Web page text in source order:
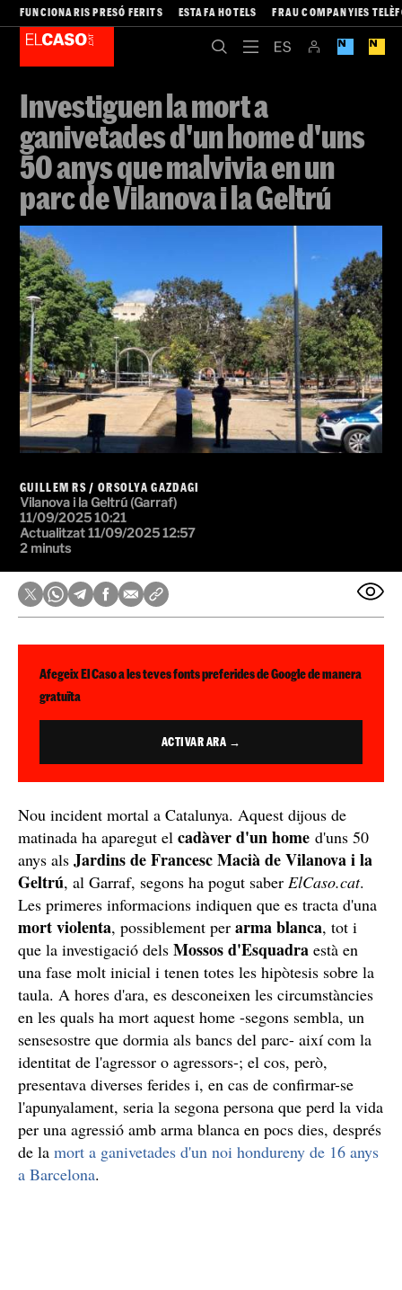
FUNCIONARIS PRESÓ FERITS ESTAFA HOTELS FRAU COMPANYIES
Investiguen la mort a
ganivetades d'un home d'uns
50 anys que malvivia en un
parc de Vilanova i la Geltrú
GUILLEM RS / ORSOLYA GAZDAGI
Vilanova i la Geltrú (Garraf)
11/09/2025 10:21
Actualitzat 11/09/2025 12:57
2 minuts
Afegeix El Caso a les teves fonts preferides de Google de manera
gratuïta
ACTIVAR ARA →
Nou incident mortal a Catalunya. Aquest dijous de
matinada ha aparegut el cadàver d'un home d'uns 50
anys als Jardins de Francesc Macià de Vilanova i la
Geltrú, al Garraf, segons ha pogut saber ElCaso.cat.
Les primeres informacions indiquen que es tracta d'una
mort violenta, possiblement per arma blanca, tot i
que la investigació dels Mossos d'Esquadra està en
una fase molt inicial i tenen totes les hipòtesis sobre la
taula. A hores d'ara, es desconeixen les circumstàncies
en les quals ha mort aquest home -segons sembla, un
sensesostre que dormia als bancs del parc- així com la
identitat de l'agressor o agressors-; el cos, però,
presentava diverses ferides i, en cas de confirmar-se
l'apunyalament, seria la segona persona que perd la vida
per una agressió amb arma blanca en pocs dies, després
de la mort a ganivetades d'un noi hondureny de 16 anys
a Barcelona.